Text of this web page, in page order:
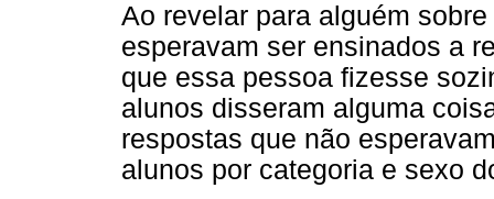
Ao revelar para alguém
esperavam ser ensinados a
que essa pessoa fizesse
alunos disseram alguma
respostas que não
alunos por categoria e sexo